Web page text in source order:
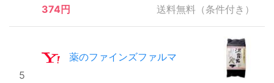
374円 送料無料（条件付き）
5
薬のファインズファルマ